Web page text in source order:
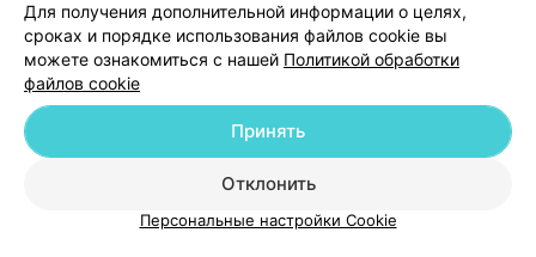
Обработка персональных данных
© 2026 ООО «Артокс Лаб», УНП 191700409| 220012, Республика Беларусь,
г. Минск, улица Толбухина, 2, пом. 16 | help@103.by
Для получения дополнительной информации о целях,
сроках и порядке использования файлов cookie вы
можете ознакомиться с нашей Политикой обработки
файлов cookie
Отклонить
Принять
Персональные настройки Cookie